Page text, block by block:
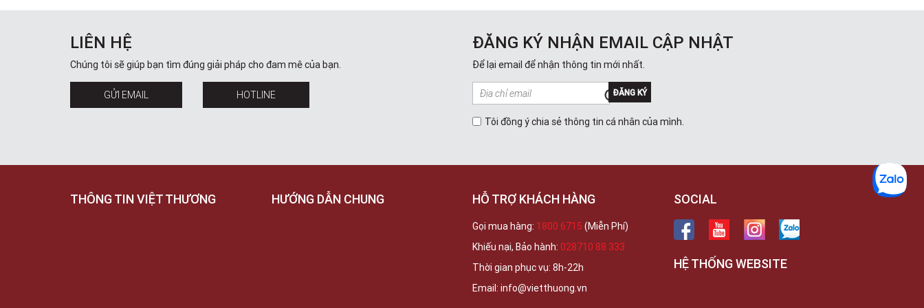
Gian hàng G9-10 TTTM Discovery
Cầu Giấy, Hà Nội , Cầu Giấy , Hà Nội
Việt Thương Music - 289 Vành Đai
LIÊN HỆ
Chúng tôi sẽ giúp bạn tìm đúng giải pháp cho đam mê của bạn.
GỬI EMAIL HOTLINE
ĐĂNG KÝ NHẬN EMAIL CẬP NHẬT
Để lại email để nhận thông tin mới nhất.
ĐĂNG KÝ
Tôi đồng ý chia sẻ thông tin cá nhân của mình.
THÔNG TIN VIỆT THƯƠNG HƯỚNG DẪN CHUNG HỖ TRỢ KHÁCH HÀNG
Gọi mua hàng: 1800 6715 (Miễn Phí)
Khiếu nại, Bảo hành: 028710 88 333
Thời gian phục vụ: 8h-22h
Email: info@vietthuong.vn
SOCIAL
HỆ THỐNG WEBSITE